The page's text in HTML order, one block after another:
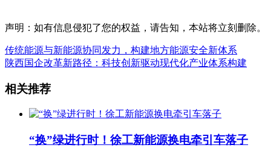
声明：如有信息侵犯了您的权益，请告知，本站将立刻删除。
传统能源与新能源协同发力，构建地方能源安全新体系
陕西国企改革新路径：科技创新驱动现代化产业体系构建
相关推荐
“换”绿进行时！徐工新能源换电牵引车落子